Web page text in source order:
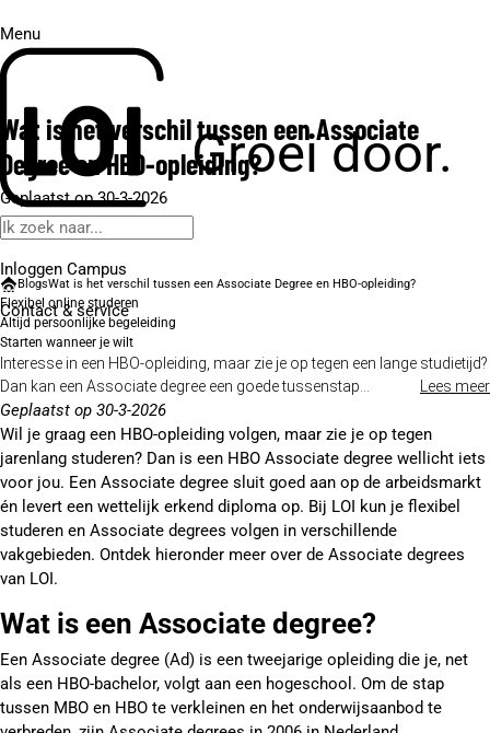
Menu
Groei door.
Inloggen Campus
Contact& service
Wat is het verschil tussen een Associate
Degree en HBO-opleiding?
Geplaatst op 30-3-2026
BlogsWat is het verschil tussen een Associate Degree en HBO-opleiding?
Flexibel online studeren
Altijd persoonlijke begeleiding
Starten wanneer je wilt
Interesse in een HBO-opleiding, maar zie je op tegen een lange studietijd?
Dan kan een Associate degree een goede tussenstap...
Lees meer
Geplaatst op 30-3-2026
Wil je graag een HBO-opleiding volgen, maar zie je op tegen
jarenlang studeren? Dan is een HBO Associate degree wellicht iets
voor jou. Een Associate degree sluit goed aan op de arbeidsmarkt
én levert een wettelijk erkend diploma op. Bij LOI kun je flexibel
studeren en Associate degrees volgen in verschillende
vakgebieden. Ontdek hieronder meer over de Associate degrees
van LOI.
Wat is een Associate degree?
Een Associate degree (Ad) is een tweejarige opleiding die je, net
als een HBO-bachelor, volgt aan een hogeschool. Om de stap
tussen MBO en HBO te verkleinen en het onderwijsaanbod te